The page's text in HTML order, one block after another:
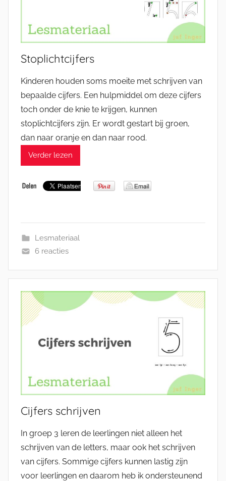
Stoplichtcijfers
Kinderen houden soms moeite met schrijven van
bepaalde cijfers. Een hulpmiddel om deze cijfers
toch onder de knie te krijgen, kunnen
stoplichtcijfers zijn. Er wordt gestart bij groen,
dan naar oranje en dan naar rood.
Verder lezen
Lesmateriaal
6 reacties
Cijfers schrijven
In groep 3 leren de leerlingen niet alleen het
schrijven van de letters, maar ook het schrijven
van cijfers. Sommige cijfers kunnen lastig zijn
voor leerlingen en daarom heb ik ondersteunend